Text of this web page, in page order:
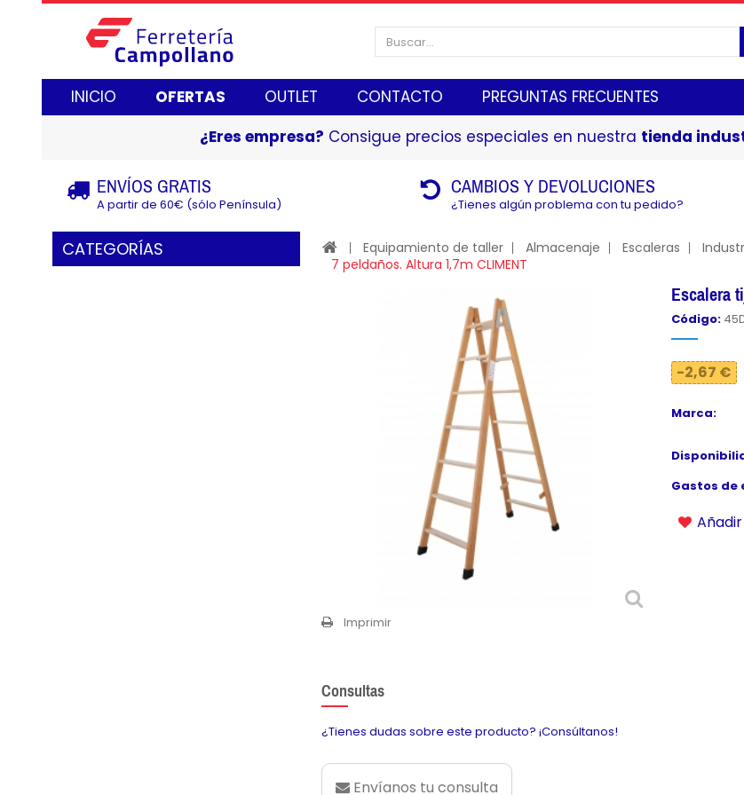
INICIO OFERTAS OUTLET CONTACTO PREGUNTAS FRECUENTES
¿Eres empresa? Consigue precios especiales en nuestra tienda
ENVÍOS GRATIS
A partir de 60€ (sólo Península)
CAMBIOS Y DEVOLUCIONES
¿Tienes algún problema con tu pedido?
CATEGORÍAS Equipamiento de taller Almacenaje Escaleras
7 peldaños. Altura 1,7m CLIMENT
Imprimir
Escalera
Código:
-2,67 €
Marca:
Gastos de
Consultas
¿Tienes dudas sobre este producto? ¡Consúltanos!
Envíanos tu consulta